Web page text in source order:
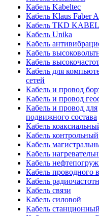
Кабель Kabeltec
Кабель Klaus Faber
Кабель TKD KABEL
Кабель Unika
Кабель
Кабель
Кабель
Кабель для
сетей
Кабель и провод
Кабель и провод
Кабель и провод для
подвижного состава
Кабель
Кабель контрольный
Кабель
Кабель
Кабель
Кабель проводного
Кабель
Кабель связи
Кабель силовой
Кабель станционный